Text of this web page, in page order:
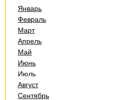
Январь
Февраль
Март
Апрель
Май
Июнь
Июль
Август
Сентябрь